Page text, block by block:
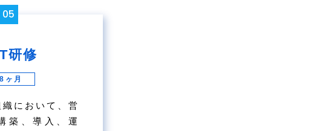
05
研修
ヶ月
において、営
築、導入、運